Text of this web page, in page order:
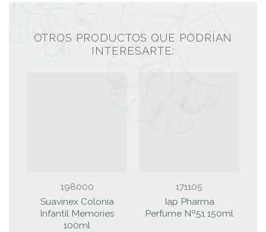
OTROS PRODUCTOS QUE PODRÍAN
INTERESARTE:
198000
Suavinex Colonia
Infantil Memories
100ml
171105
Iap Pharma
Perfume Nº51 150ml